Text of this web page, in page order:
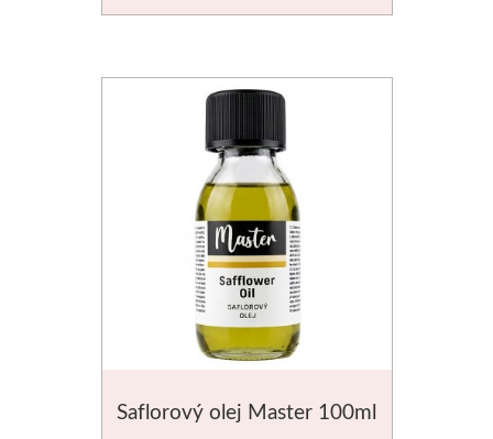
Saflorový olej Master 100ml